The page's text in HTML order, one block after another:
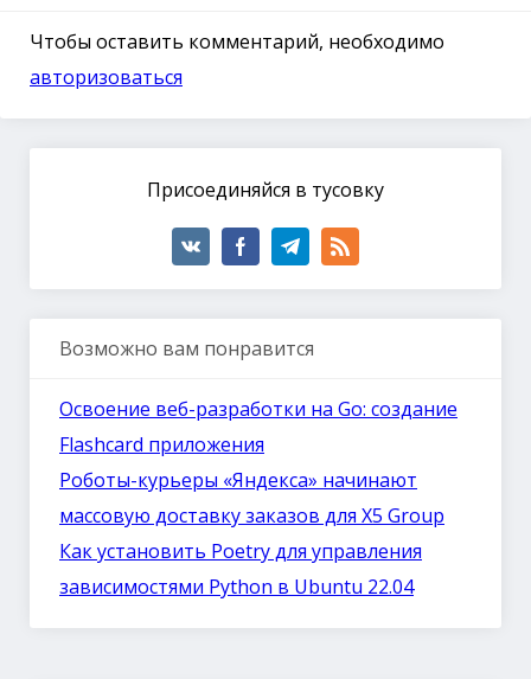
Чтобы оставить комментарий, необходимо
авторизоваться
Присоединяйся в тусовку
Возможно вам понравится
Освоение веб-разработки на Go: создание
Flashcard приложения
Роботы-курьеры «Яндекса» начинают
массовую доставку заказов для X5 Group
Как установить Poetry для управления
зависимостями Python в Ubuntu 22.04